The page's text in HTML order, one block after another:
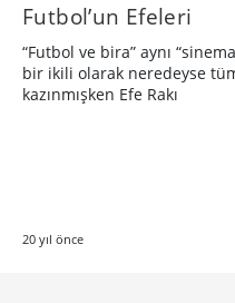
Futbol’un Efeleri
“Futbol ve bira” aynı
bir ikili olarak neredeyse
kazınmışken Efe Rakı
20 yıl önce